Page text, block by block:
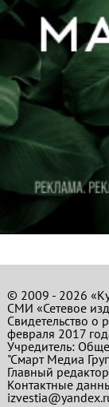
© 2009 - 2026
СМИ «Сетевое
Свидетельство
февраля 2017
Учредитель:
"Смарт Медиа
Главный
Контактные